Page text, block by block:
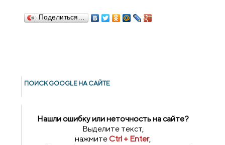
Поделиться…
ПОИСК GOОGLE НА САЙТЕ
Нашли ошибку или неточность на сайте?
Выделите текст,
нажмитеCtrl + Enter,